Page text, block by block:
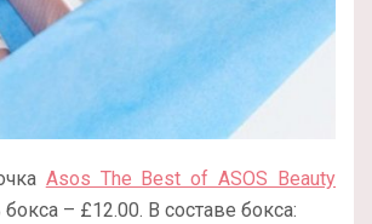
Asos The Best of ASOS Beauty
бокса – £12.00. В составе бокса: